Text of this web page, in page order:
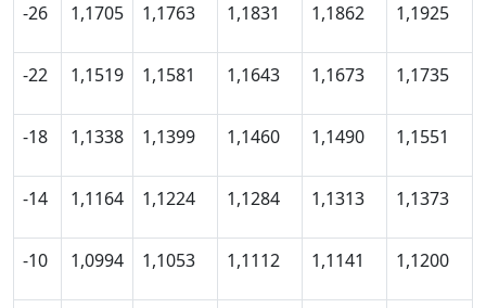
-26 1,1705 1,1763 1,1831 1,1862 1,1925
-22 1,1519 1,1581 1,1643 1,1673 1,1735
-18 1,1338 1,1399 1,1460 1,1490 1,1551
-14 1,1164 1,1224 1,1284 1,1313 1,1373
-10 1,0994 1,1053 1,1112 1,1141 1,1200